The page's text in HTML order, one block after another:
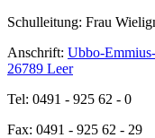
Schulleitung: Frau
Anschrift: Ubbo-
26789 Leer
Tel: 0491 - 925 62 - 0
Fax: 0491 - 925 62 - 29